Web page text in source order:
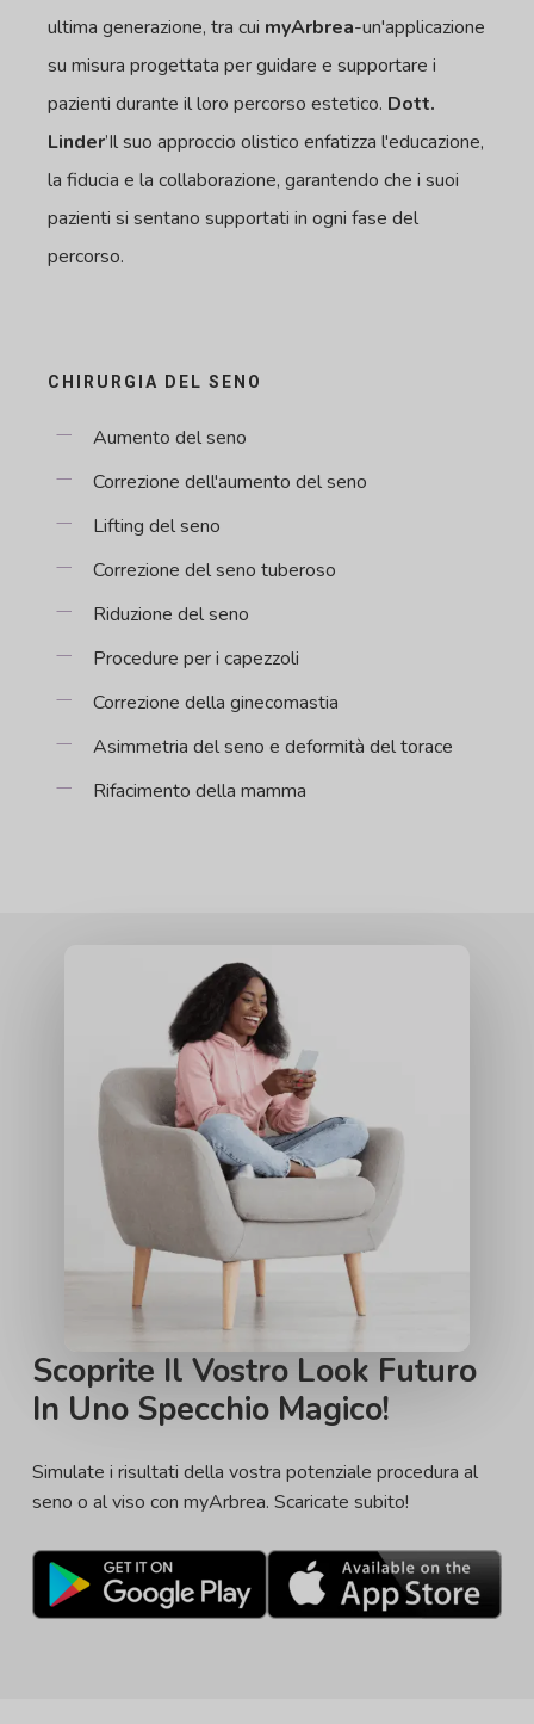
ultima generazione, tra cui myArbrea-un'applicazione
su misura progettata per guidare e supportare i
pazienti durante il loro percorso estetico. Dott.
Linder’Il suo approccio olistico enfatizza l'educazione,
la fiducia e la collaborazione, garantendo che i suoi
pazienti si sentano supportati in ogni fase del
percorso.
CHIRURGIA DEL SENO
Aumento del seno
Correzione dell'aumento del seno
Lifting del seno
Correzione del seno tuberoso
Riduzione del seno
Procedure per i capezzoli
Correzione della ginecomastia
Asimmetria del seno e deformità del torace
Rifacimento della mamma
Scoprite Il Vostro Look Futuro
In Uno Specchio Magico!
Simulate i risultati della vostra potenziale procedura al
seno o al viso con myArbrea. Scaricate subito!